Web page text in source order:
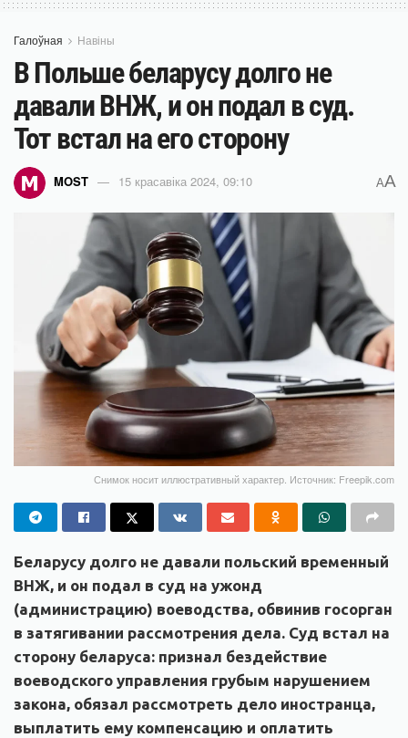
Галоўная Навіны
В Польше беларусу долго не
давали ВНЖ, и он подал в суд.
Тот встал на его сторону
MOST 15 красавіка 2024, 09:10 AA
Снимок носит иллюстративный характер. Источник: Freepik.com
Беларусу долго не давали польский временный
ВНЖ, и он подал в суд на ужонд
(администрацию) воеводства, обвинив госорган
в затягивании рассмотрения дела. Суд встал на
сторону беларуса: признал бездействие
воеводского управления грубым нарушением
закона, обязал рассмотреть дело иностранца,
выплатить ему компенсацию и оплатить